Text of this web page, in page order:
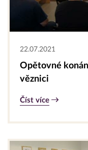
22.07.2021
Opětovné
věznici
Číst více